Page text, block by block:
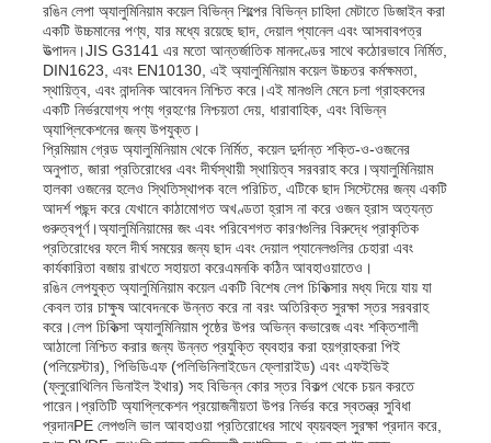
রঙিন লেপা অ্যালুমিনিয়াম কয়েল বিভিন্ন শিল্পের বিভিন্ন চাহিদা মেটাতে ডিজাইন করা
একটি উচ্চমানের পণ্য, যার মধ্যে রয়েছে ছাদ, দেয়াল প্যানেল এবং আসবাবপত্র
উত্পাদন।JIS G3141 এর মতো আন্তর্জাতিক মানদণ্ডের সাথে কঠোরভাবে নির্মিত,
DIN1623, এবং EN10130, এই অ্যালুমিনিয়াম কয়েল উচ্চতর কর্মক্ষমতা,
স্থায়িত্ব, এবং নান্দনিক আবেদন নিশ্চিত করে।এই মানগুলি মেনে চলা গ্রাহকদের
একটি নির্ভরযোগ্য পণ্য গ্রহণের নিশ্চয়তা দেয়, ধারাবাহিক, এবং বিভিন্ন
অ্যাপ্লিকেশনের জন্য উপযুক্ত।
প্রিমিয়াম গ্রেড অ্যালুমিনিয়াম থেকে নির্মিত, কয়েল দুর্দান্ত শক্তি-ও-ওজনের
অনুপাত, জারা প্রতিরোধের এবং দীর্ঘস্থায়ী স্থায়িত্ব সরবরাহ করে।অ্যালুমিনিয়াম
হালকা ওজনের হলেও স্থিতিস্থাপক বলে পরিচিত, এটিকে ছাদ সিস্টেমের জন্য একটি
আদর্শ পছন্দ করে যেখানে কাঠামোগত অখণ্ডতা হ্রাস না করে ওজন হ্রাস অত্যন্ত
গুরুত্বপূর্ণ।অ্যালুমিনিয়ামের জং এবং পরিবেশগত কারণগুলির বিরুদ্ধে প্রাকৃতিক
প্রতিরোধের ফলে দীর্ঘ সময়ের জন্য ছাদ এবং দেয়াল প্যানেলগুলির চেহারা এবং
কার্যকারিতা বজায় রাখতে সহায়তা করেএমনকি কঠিন আবহাওয়াতেও।
রঙিন লেপযুক্ত অ্যালুমিনিয়াম কয়েল একটি বিশেষ লেপ চিকিত্সার মধ্য দিয়ে যায় যা
কেবল তার চাক্ষুষ আবেদনকে উন্নত করে না বরং অতিরিক্ত সুরক্ষা স্তর সরবরাহ
করে।লেপ চিকিত্সা অ্যালুমিনিয়াম পৃষ্ঠের উপর অভিন্ন কভারেজ এবং শক্তিশালী
আঠালো নিশ্চিত করার জন্য উন্নত প্রযুক্তি ব্যবহার করা হয়গ্রাহকরা পিই
(পলিয়েস্টার), পিভিডিএফ (পলিভিনিলাইডেন ফ্লোরাইড) এবং এফইভিই
(ফ্লুরোথিলিন ভিনাইল ইথার) সহ বিভিন্ন কোর স্তর বিকল্প থেকে চয়ন করতে
পারেন।প্রতিটি অ্যাপ্লিকেশন প্রয়োজনীয়তা উপর নির্ভর করে স্বতন্ত্র সুবিধা
প্রদানPE লেপগুলি ভাল আবহাওয়া প্রতিরোধের সাথে ব্যয়বহুল সুরক্ষা প্রদান করে,